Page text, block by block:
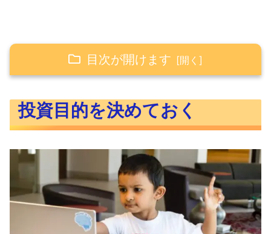
目次が開けます
投資の手段はさまざま
自分の投資目的を明確にしよう
それぞれの投資目的に合った投資手段
とは
投資目的を決めておく